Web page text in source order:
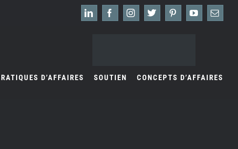
LinkedInFacebook
Instagram
X Pinterest
YouTube
D’AFFAIRES SOUTIEN CONCEPTS D’AFFAIRES